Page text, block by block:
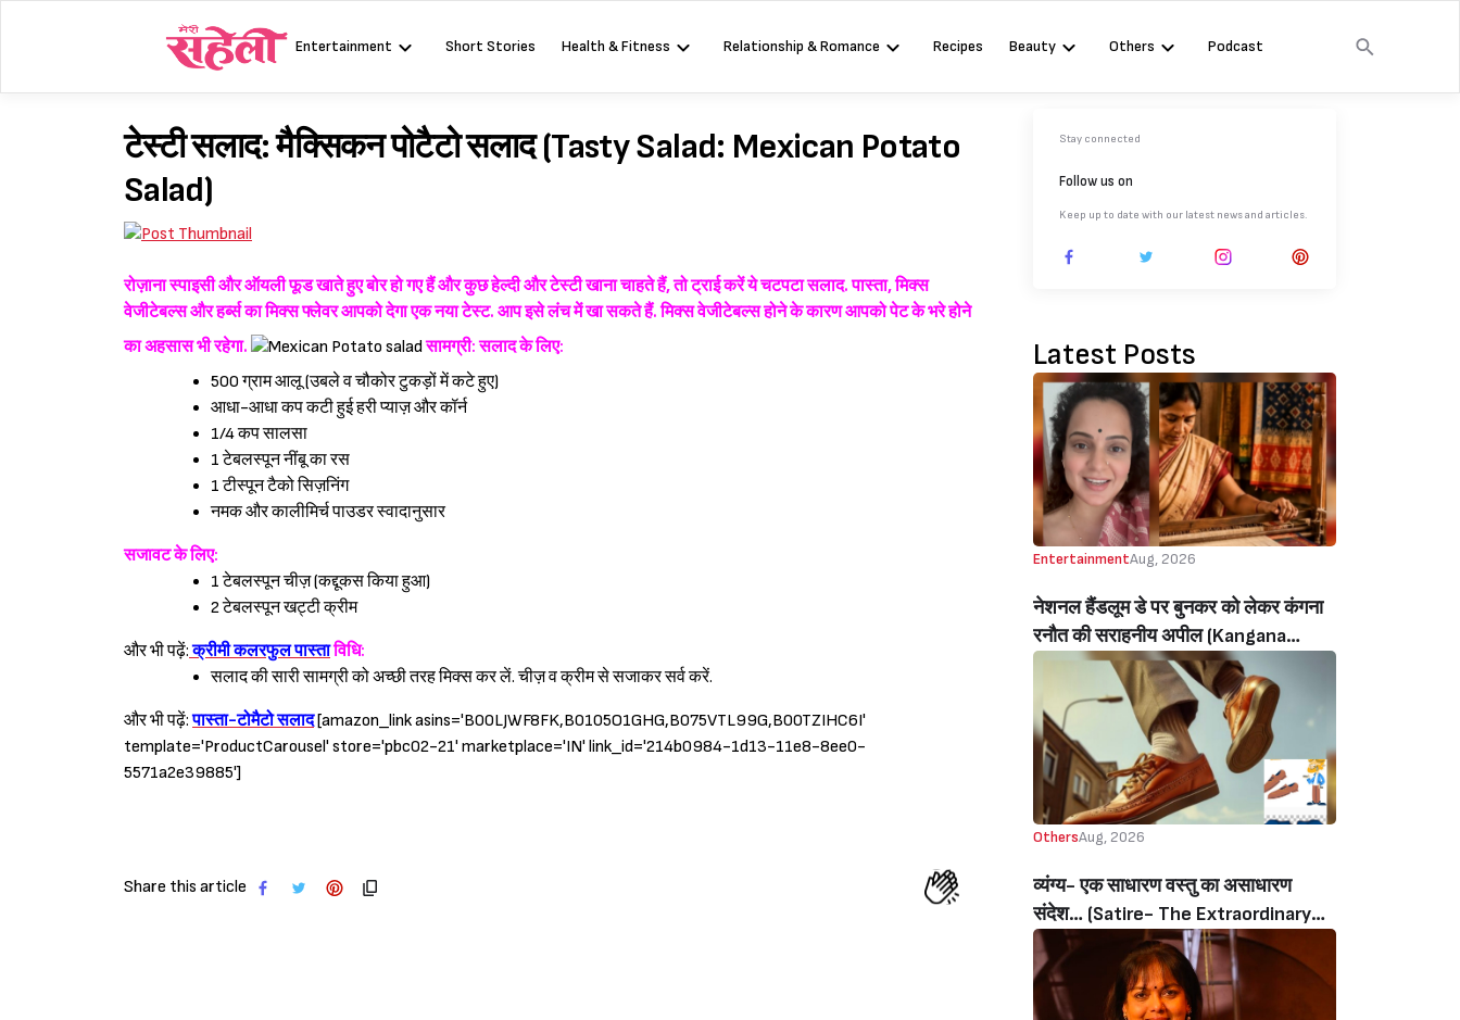
Entertainment Short Stories Health & Fitness Relationship & Romance Recipes Beauty Others Podcast
टेस्टी सलाद: मैक्सिकन पोटैटो सलाद (Tasty Salad: Mexican Potato
Salad)
रोज़ाना स्पाइसी और ऑयली फूड खाते हुए बोर हो गए हैं और कुछ हेल्दी और टेस्टी खाना चाहते हैं, तो ट्राई करें ये चटपटा सलाद. पास्ता, मिक्स
वेजीटेबल्स और हर्ब्स का मिक्स फ्लेवर आपको देगा एक नया टेस्ट. आप इसे लंच में खा सकते हैं. मिक्स वेजीटेबल्स होने के कारण आपको पेट के भरे होने
का अहसास भी रहेगा.
सामग्री:सलाद के लिए:
500 ग्राम आलू (उबले व चौकोर टुकड़ों में कटे हुए)
आधा-आधा कप कटी हुई हरी प्याज़ और कॉर्न
1/4 कप सालसा
1 टेबलस्पून नींबू का रस
1 टीस्पून टैको सिज़निंग
नमक और कालीमिर्च पाउडर स्वादानुसार
सजावट के लिए:
1 टेबलस्पून चीज़ (कद्दूकस किया हुआ)
2 टेबलस्पून खट्टी क्रीम
और भी पढ़ें: क्रीमी कलरफुल पास्ताविधि:
सलाद की सारी सामग्री को अच्छी तरह मिक्स कर लें. चीज़ व क्रीम से सजाकर सर्व करें.
और भी पढ़ें:पास्ता-टोमैटो सलाद[amazon_link asins='B00LJWF8FK,B0105O1GHG,B075VTL99G,B00TZIHC6I'
template='ProductCarousel' store='pbc02-21' marketplace='IN' link_id='214b0984-1d13-11e8-8ee0-
5571a2e39885']
Share this article
Stay connected
Follow us on
Keep up to date with our latest news and articles.
Latest Posts
EntertainmentAug, 2026
नेशनल हैंडलूम डे पर बुनकर को लेकर कंगना
रनौत की सराहनीय अपील (Kangana
Ranaut’s Commendable Appeal
Regarding Weavers On National
Handloom Day)
OthersAug, 2026
व्यंग्य- एक साधारण वस्तु का असाधारण
संदेश… (Satire- The Extraordinary
Message Of An Ordinary Object…)